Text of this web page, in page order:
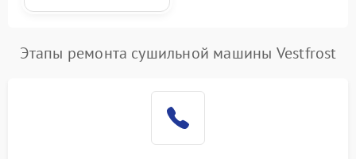
Этапы ремонта сушильной машины Vestfrost